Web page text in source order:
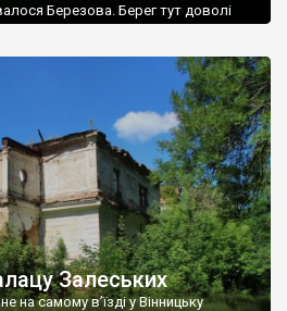
Березова. Берег тут доволі
від більшості навколишніх
церква. Точної дати […]
Залеських
на самому в’їзді у Вінницьку